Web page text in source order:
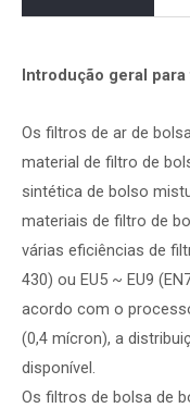
Introdução geral
Os filtros de ar de
material de filtro de
sintética de bolso
materiais de filtro de
várias eficiências de
430) ou EU5 ~ EU9
acordo com o
(0,4 mícron), a
disponível.
Os filtros de bolsa de